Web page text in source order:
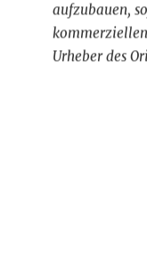
aufzubauen,
Urheber des